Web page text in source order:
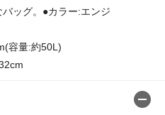
ッグ。●カラー:エンジ
容量:約50L)